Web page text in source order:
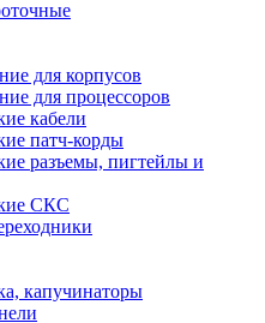
для корпусов
для процессоров
кабели
патч-корды
разъемы, пигтейлы и
СКС
капучинаторы